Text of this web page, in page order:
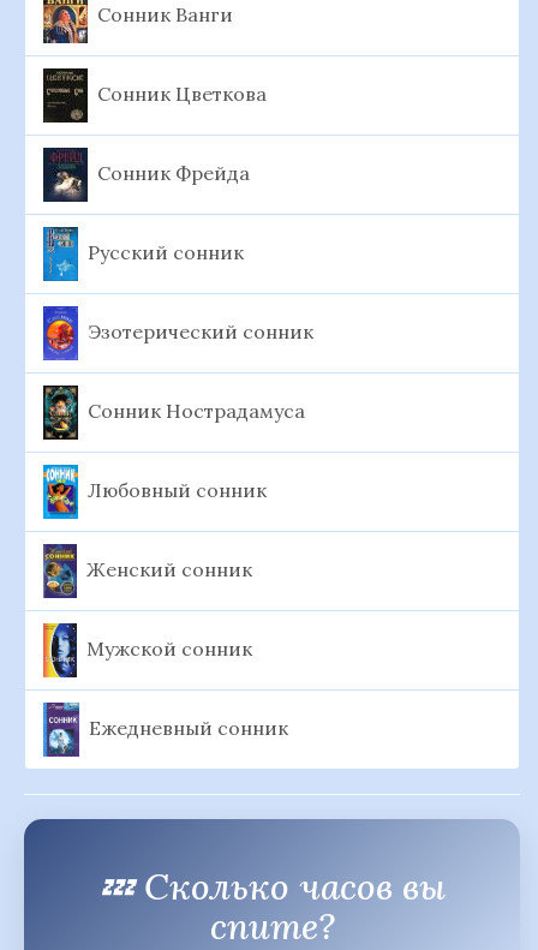
Сонник Ванги
Сонник Цветкова
Сонник Фрейда
Русский сонник
Эзотерический сонник
Сонник Нострадамуса
Любовный сонник
Женский сонник
Мужской сонник
Ежедневный сонник
💤 Сколько часов вы
спите?